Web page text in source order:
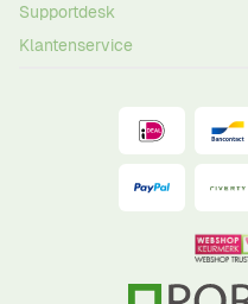
Supportdesk
Klantenservice